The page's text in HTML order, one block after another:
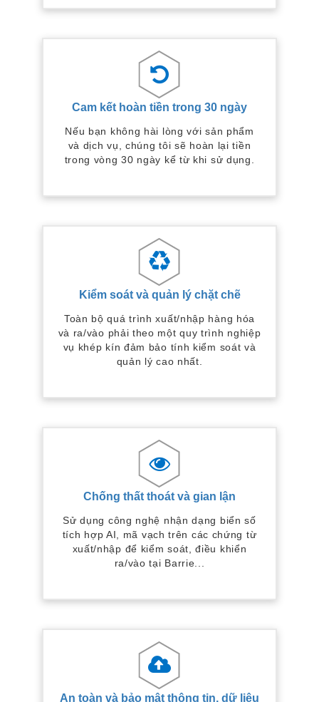
Cam kết hoàn tiền trong 30 ngày
Nếu bạn không hài lòng với sản phẩm
và dịch vụ, chúng tôi sẽ hoàn lại tiền
trong vòng 30 ngày kể từ khi sử dụng.
Kiểm soát và quản lý chặt chẽ
Toàn bộ quá trình xuất/nhập hàng hóa
và ra/vào phải theo một quy trình nghiệp
vụ khép kín đảm bảo tính kiểm soát và
quản lý cao nhất.
Chống thất thoát và gian lận
Sử dụng công nghệ nhận dạng biển số
tích hợp AI, mã vạch trên các chứng từ
xuất/nhập để kiểm soát, điều khiển
ra/vào tại Barrie...
An toàn và bảo mật thông tin, dữ liệu